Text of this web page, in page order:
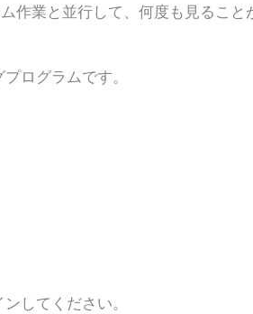
作業と並行して、何度も見るこ
ログラムです。
してください。